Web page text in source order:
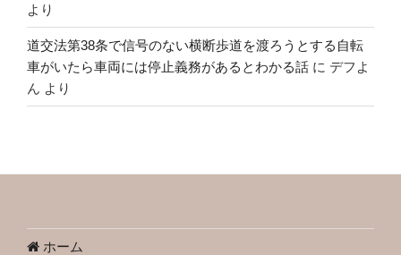
より
道交法第38条で信号のない横断歩道を渡ろうとする自転
車がいたら車両には停止義務があるとわかる話 に デフよ
ん より
ホーム